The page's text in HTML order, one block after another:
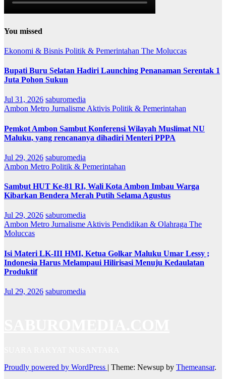
You missed
Ekonomi & Bisnis Politik & Pemerintahan The Moluccas
Bupati Buru Selatan Hadiri Launching Penanaman Serentak 1
Juta Pohon Sukun
Jul 31, 2026 saburomedia
Ambon Metro Jurnalisme Aktivis Politik & Pemerintahan
Pemkot Ambon Sambut Konferensi Wilayah Muslimat NU
Maluku, yang rencananya dihadiri Menteri PPPA
Jul 29, 2026 saburomedia
Ambon Metro Politik & Pemerintahan
Sambut HUT Ke-81 RI, Wali Kota Ambon Imbau Warga
Kibarkan Bendera Merah Putih Selama Agustus
Jul 29, 2026 saburomedia
Ambon Metro Jurnalisme Aktivis Pendidikan & Olahraga The
Moluccas
Isi Materi LK-III HMI, Ketua Golkar Maluku Umar Lessy ;
Indonesia Harus Melampaui Hilirisasi Menuju Kedaulatan
Produktif
Jul 29, 2026 saburomedia
Proudly powered by WordPress | Theme: Newsup by Themeansar.